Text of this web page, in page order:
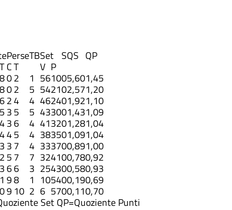
PerseTBSet SQS QP
T CT V P
802 1 561005,601,45
802 5 542102,571,20
624 4 462401,921,10
5 3 5 5 433001,431,09
436 4 413201,281,04
445 4 383501,091,04
3 3 7 4 333700,891,00
2 5 7 7 324100,780,92
366 3 254300,580,93
1 98 1 105400,190,69
09 10 2 6 5700,110,70
Set QP=Quoziente Punti